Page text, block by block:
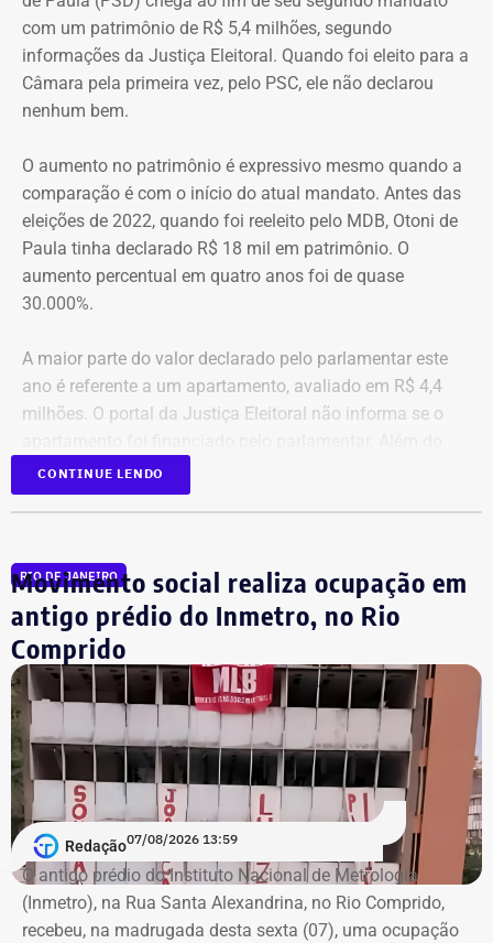
“O Brasil perde um dos grandes nomes da economia e da
formulação de políticas públicas voltadas ao
desenvolvimento. Tito Bruno Ryff deixa um legado construído
público, à vida acadêmica e ao fortalecimento do ambiente de
negócios, com importantes contribuições para o Estado do
Rio de Janeiro e para o país. Sua atuação foi marcada pelo
compromisso com a modernização da gestão pública, a
simplificação de processos e a promoção do
desenvolvimento econômico. Neste momento de tristeza,
exemplo de competência e dedicação ao bem comum”, disse
a nota.
com um patrimônio de R$ 5,4 milhões, segundo
informações da Justiça Eleitoral. Quando foi eleito para a
Câmara pela primeira vez, pelo PSC, ele não declarou
nenhum bem.
O aumento no patrimônio é expressivo mesmo quando a
comparação é com o início do atual mandato. Antes das
eleições de 2022, quando foi reeleito pelo MDB, Otoni de
Paula tinha declarado R$ 18 mil em patrimônio. O
aumento percentual em quatro anos foi de quase
30.000%.
A maior parte do valor declarado pelo parlamentar este
ano é referente a um apartamento, avaliado em R$ 4,4
milhões. O portal da Justiça Eleitoral não informa se o
imóvel, a lista de bens inclui veículos que somam R$ 530
mil e outros direitos e aplicações que totalizam R$ 513,5
Pastor evangélico,Otoni de Paulafoi vereador da cidade
do Rio antes de ser eleito para a Câmara em 2018.
A declaração de bens é uma exigência obrigatória para
todos os candidatos. O sistema do TSE disponibiliza
essas informações para consulta pública com o objetivo
de garantir a transparência sobre a situação financeira
dos candidatos.
CONTINUE LENDO
RIO DE JANEIRO
Movimento social realiza ocupação em
antigo prédio do Inmetro, no Rio
Comprido
Redação07/08/2026 13:59
O antigo prédio do Instituto Nacional de Metrologia
(Inmetro), na Rua Santa Alexandrina, no Rio Comprido,
recebeu, na madrugada desta sexta (07), uma ocupação